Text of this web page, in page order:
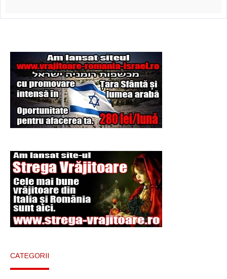
Şi-a vândut soţia
pentru un ritual de
magie neagră
CATEGORII